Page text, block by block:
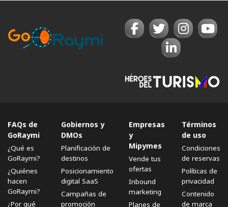
FAQs de
GoRaymi
¿Qué es
GoRaymi?
¿Quiénes
hacen
GoRaymi?
¿Por qué
Gobiernos y
DMOs
Planificación de
destinos
Posicionamiento
digital SaaS
Campañas de
promoción
Empresas
y
Mipymes
Vende tus
ofertas
Inbound
marketing
Planes de
Términos
de uso
Condiciones
de reservas
Políticas de
privacidad
Contenido
de marca